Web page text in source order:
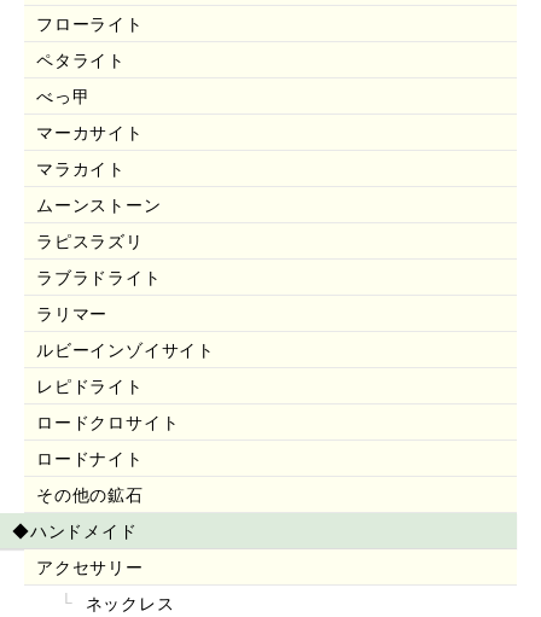
フローライト
ペタライト
べっ甲
マーカサイト
マラカイト
ムーンストーン
ラピスラズリ
ラブラドライト
ラリマー
ルビーインゾイサイト
レピドライト
ロードクロサイト
ロードナイト
その他の鉱石
◆ハンドメイド
アクセサリー
ネックレス